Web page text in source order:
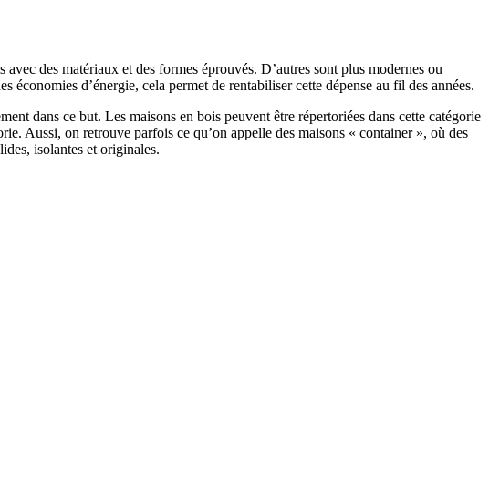
des matériaux et des formes éprouvés. D’autres sont plus modernes ou
d’énergie, cela permet de rentabiliser cette dépense au fil des années.
dans ce but. Les maisons en bois peuvent être répertoriées dans cette catégorie
Aussi, on retrouve parfois ce qu’on appelle des maisons « container », où des
isolantes et originales.